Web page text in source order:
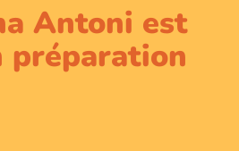
Antoni est
préparation